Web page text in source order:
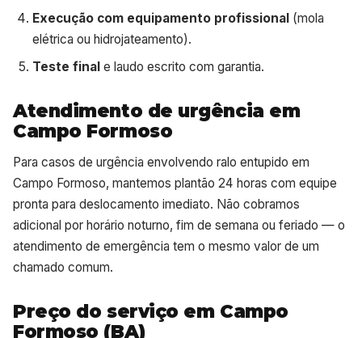
Execução com equipamento profissional (mola
elétrica ou hidrojateamento).
Teste final e laudo escrito com garantia.
Atendimento de urgência em
Campo Formoso
Para casos de urgência envolvendo ralo entupido em
Campo Formoso, mantemos plantão 24 horas com equipe
pronta para deslocamento imediato. Não cobramos
adicional por horário noturno, fim de semana ou feriado — o
atendimento de emergência tem o mesmo valor de um
chamado comum.
Preço do serviço em Campo
Formoso (BA)